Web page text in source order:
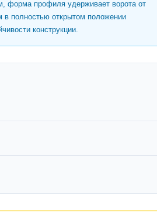
форма профиля удерживает ворота от
в полностью открытом положении
конструкции.